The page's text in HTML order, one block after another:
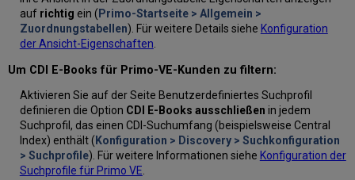
auf richtig ein ( Primo-Startseite > Allgemein >
Zuordnungstabellen). Für weitere Details siehe Konfiguration
der Ansicht-Eigenschaften.
Um CDI E-Books für Primo-VE-Kunden zu filtern:
Aktivieren Sie auf der Seite Benutzerdefiniertes Suchprofil
definieren die Option CDI E-Books ausschließen in jedem
Suchprofil, das einen CDI-Suchumfang (beispielsweise Central
Index) enthält ( Konfiguration > Discovery > Suchkonfiguration
> Suchprofile). Für weitere Informationen siehe Konfiguration der
Suchprofile für Primo VE